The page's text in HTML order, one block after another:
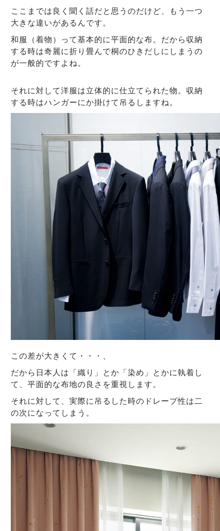
ここまでは良く聞く話だと思うのだけど、もう一つ
大きな違いがあるんです。
和服（着物）って基本的に平面的な布。だから収納
する時は奇麗に折り畳んで桐のひきだしにしまうの
が一般的ですよね。
それに対して洋服は立体的に仕立てられた物。収納
する時はハンガーにか掛けて吊るしますね。
この差が大きくて・・・、
だから日本人は「織り」とか「染め」とかに執着し
て、平面的な布地の良さを重視します。
それに対して、実際に吊るした時のドレープ性は二
の次になってしまう。